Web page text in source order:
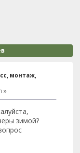
монтаж,
»
зимой?